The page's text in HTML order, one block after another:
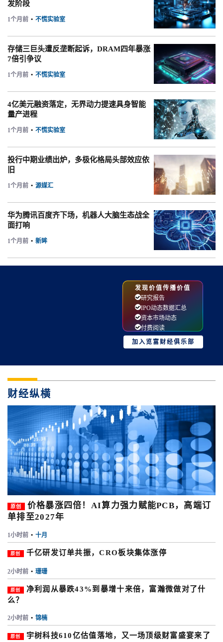
发阶段
1个月前 • 不慌实验室
存储三巨头遭反垄断起诉，DRAM四年暴涨
7倍引争议
1个月前 • 不慌实验室
4亿美元融资落定，无界动力提速具身智能
量产进程
1个月前 • 不慌实验室
投行中期业绩出炉，多极化格局头部效应依
旧
1个月前 • 源媒汇
华为腾讯百度齐下场，机器人大脑生态战全
面打响
1个月前 • 新眸
发现价值传播价值
研究报告
IPO动态数据汇总
资本市场动态
付费阅读
加入览富财经俱乐部
财经纵横
原创
价格暴涨四倍！AI算力强力赋能PCB，高端订
单排至2027年
1小时前 • 十月
原创 千亿研发订单共振，CRO板块集体涨停
2小时前 • 珊珊
原创
净利润从暴跌43%到暴增十来倍，富瀚微做对了什
么？
2小时前 • 锦楠
原创 宇树科技610亿估值落地，又一场顶级财富盛宴来了